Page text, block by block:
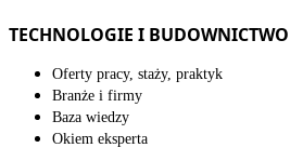
TECHNOLOGIE I BUDOWNICTWO
Oferty pracy, staży, praktyk
Branże i firmy
Baza wiedzy
Okiem eksperta